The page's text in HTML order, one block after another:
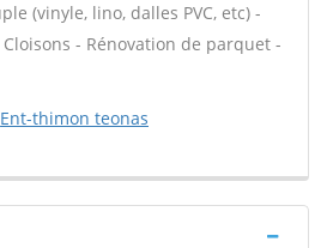
(vinyle, lino, dalles PVC, etc) -
- Rénovation de parquet -
Ent-thimon teonas